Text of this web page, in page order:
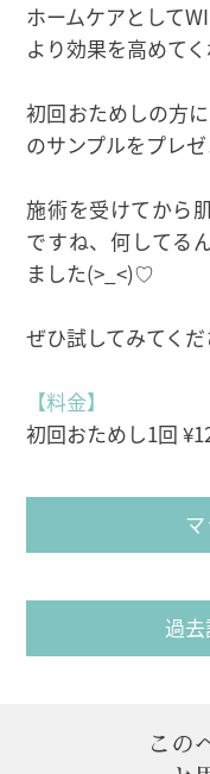
ホームケアとして
より効果を高めてく
初回おためしの方
のサンプルをプ
施術を受けてから
ですね、何してる
ました(>_<)♡
ぜひ試してみてくだ
【料金】
初回おためし1回
過
この